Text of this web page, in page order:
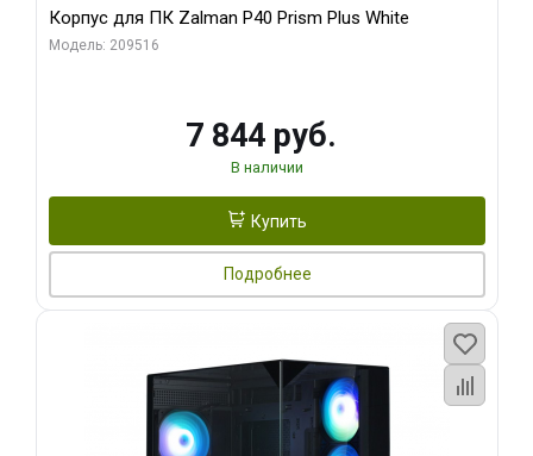
Корпус для ПК Zalman P40 Prism Plus White
Модель: 209516
7 844 руб.
В наличии
Купить
Подробнее